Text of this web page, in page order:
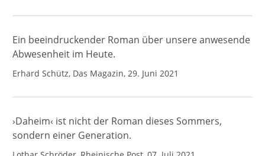
Ein beeindruckender Roman über unsere anwesende
Abwesenheit im Heute.
Erhard Schütz, Das Magazin, 29. Juni 2021
›Daheim‹ ist nicht der Roman dieses Sommers,
sondern einer Generation.